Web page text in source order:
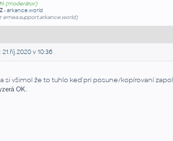
(moderátor)
- arkance.world
emea.support.arkance.world)
v 10:36
si všimol že to tuhlo keď pri posune/kopírovaní
OK.